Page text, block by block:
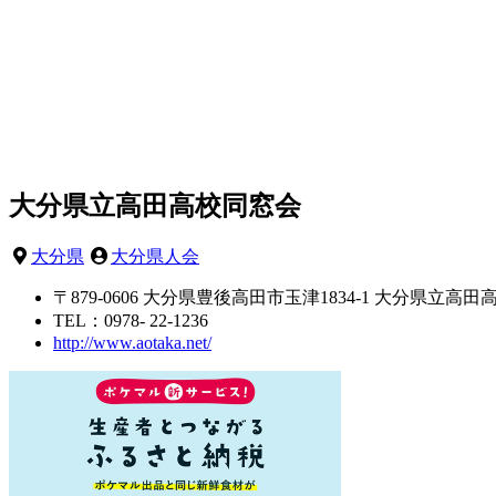
大分県立高田高校同窓会
大分県 大分県人会
〒879-0606 大分県豊後高田市玉津1834-1 大分県立高田
TEL：0978- 22-1236
http://www.aotaka.net/